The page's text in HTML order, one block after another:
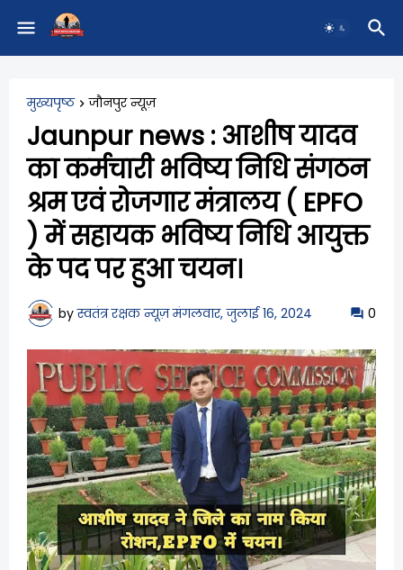
मुख्यपृष्ठ जौनपुर न्यूज़
Jaunpur news : आशीष यादव
का कर्मचारी भविष्य निधि संगठन
श्रम एवं रोजगार मंत्रालय ( EPFO
) में सहायक भविष्य निधि आयुक्त
के पद पर हुआ चयन।
by स्वतंत्र रक्षक न्यूज़ मंगलवार, जुलाई 16, 2024 0